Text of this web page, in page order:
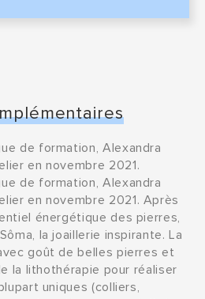
de formation, Alexandra
en novembre 2021.
de formation, Alexandra
en novembre 2021. Après
énergétique des pierres,
la joaillerie inspirante. La
goût de belles pierres et
la lithothérapie pour réaliser
uniques (colliers,